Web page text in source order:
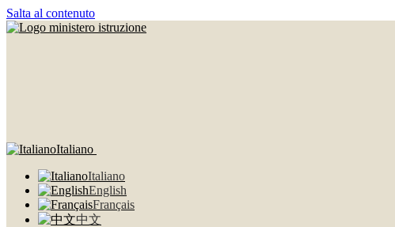
Salta al contenuto
Italiano
Italiano
English
Français
中文